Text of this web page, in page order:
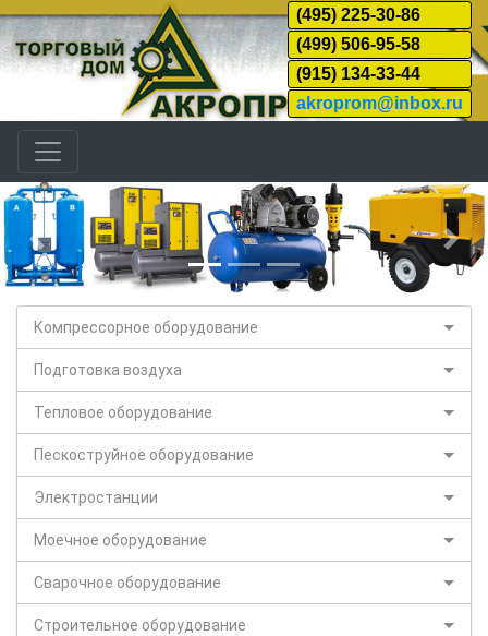
(495) 225-30-86
(499) 506-95-58
(915) 134-33-44
akroprom@inbox.ru
Назад
Компрессорное оборудование
Подготовка воздуха
Тепловое оборудование
Пескоструйное оборудование
Электростанции
Моечное оборудование
Сварочное оборудование
Строительное оборудование